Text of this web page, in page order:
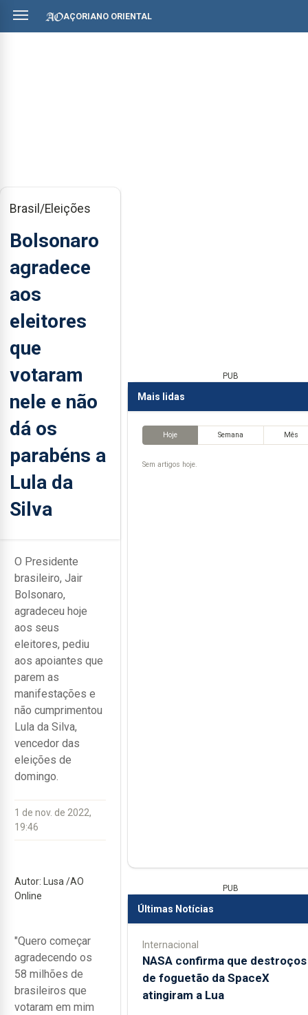
AÇORIANO ORIENTAL
Brasil/Eleições
Bolsonaro
agradece
aos
eleitores
que
votaram
nele e não
dá os
parabéns a
Lula da
Silva
O Presidente
brasileiro, Jair
Bolsonaro,
agradeceu hoje
aos seus
eleitores, pediu
aos apoiantes que
parem as
manifestações e
não cumprimentou
Lula da Silva,
vencedor das
eleições de
domingo.
1 de nov. de 2022,
19:46
Autor: Lusa /AO
Online
"Quero começar
agradecendo os
58 milhões de
brasileiros que
votaram em mim
PUB
Mais lidas
Hoje Semana Mês
Sem artigos hoje.
PUB
Últimas Notícias
Internacional
NASA confirma que destroços
de foguetão da SpaceX
atingiram a Lua